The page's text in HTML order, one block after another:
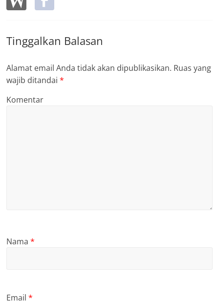
Tinggalkan Balasan
Alamat email Anda tidak akan dipublikasikan. Ruas yang
wajib ditandai*
Komentar
Nama*
Email*